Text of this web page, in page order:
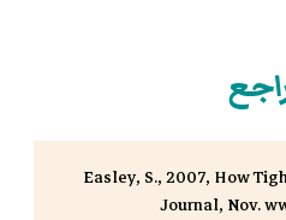
Easley, S., 2007, How
Journal, Nov.